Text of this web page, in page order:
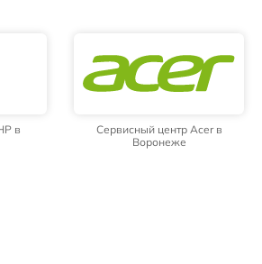
в
Сервисный центр Acer в
Воронеже